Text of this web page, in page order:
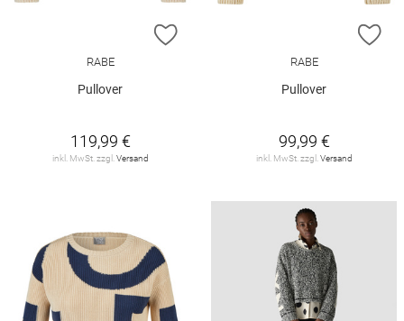
ZUR WUNSCHLISTE HINZUFÜGEN
RABE
Pullover
119,99 €
inkl. MwSt. zzgl.Versand
RABE
Pullover
99,99 €
inkl. MwSt. zzgl.Versand